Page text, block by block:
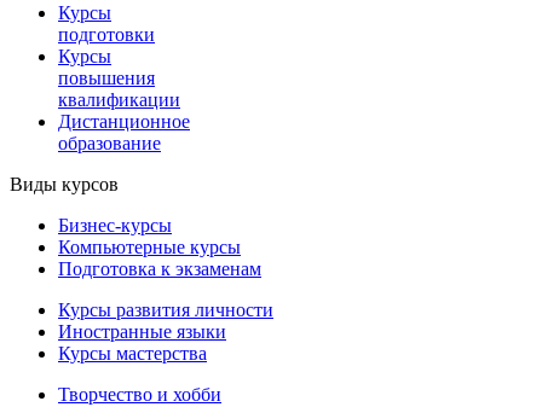
Курсы
подготовки
Курсы
повышения
квалификации
Дистанционное
образование
Виды курсов
Бизнес-курсы
Компьютерные курсы
Подготовка к экзаменам
Курсы развития личности
Иностранные языки
Курсы мастерства
Творчество и хобби